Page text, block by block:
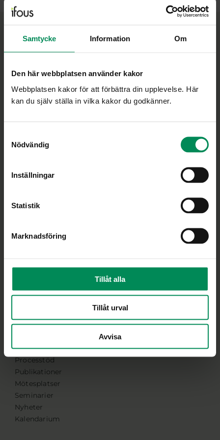
Samtycke Information Om
Den här webbplatsen använder kakor
Webbplatsen kakor för att förbättra din upplevelse. Här
kan du själv ställa in vilka kakor du godkänner.
Nödvändig
Inställningar
Statistik
Marknadsföring
Tillåt alla
Tillåt urval
Avvisa
Minskar gapet mellan praktik och forskning
skolans FoU-arbete och att ge stöd i utvecklingen av
beprövad erfarenhet.
Ändra ditt medgivande
Bli medlem
Våra medlemmar
Logga in
FoU-program
Processtöd
Publikationer
Mötesplatser
Seminarier
Nyheter
Kalendarium